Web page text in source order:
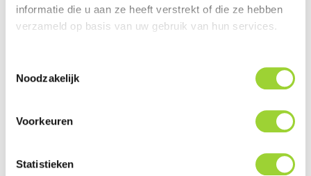
informatie die u aan ze heeft verstrekt of die ze hebben
verzameld op basis van uw gebruik van hun services.
Noodzakelijk
Voorkeuren
Statistieken
KENMERKEN VAN AUDIO SYSTEM
VOLKSWAGEN TRANSPORTER T5 / T6 /
Audio System Volkswagen Transporter T5 / T6 / T6.1
inclusief subwoofer voor meerdere merken en
Gesloten subwooferkist is bedekt met zwarte stof